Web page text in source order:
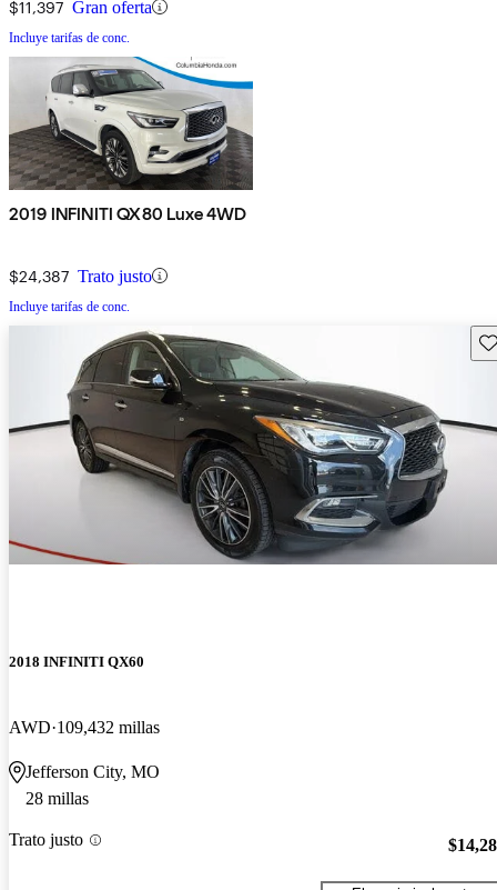
$11,397 Gran oferta
Incluye tarifas de conc.
2019 INFINITI QX80 Luxe 4WD
$24,387 Trato justo
Incluye tarifas de conc.
2018 INFINITI QX60
AWD 109,432 millas
Jefferson City, MO
28 millas
Trato justo